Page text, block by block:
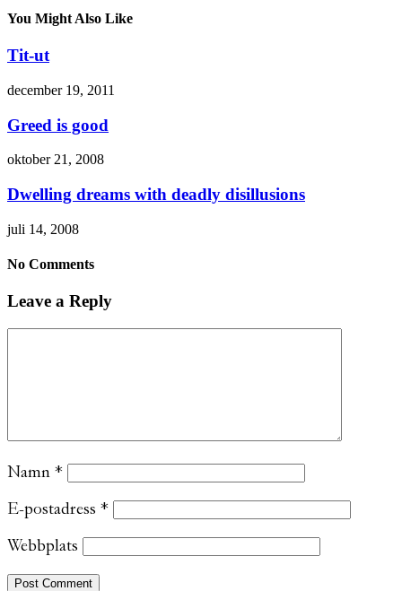
You Might Also Like
Tit-ut
december 19, 2011
Greed is good
oktober 21, 2008
Dwelling dreams with deadly disillusions
juli 14, 2008
No Comments
Leave a Reply
Namn *
E-postadress *
Webbplats